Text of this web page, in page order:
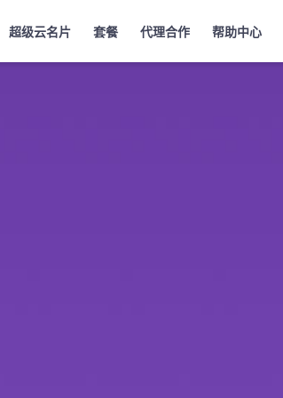
超级云名片 套餐 代理合作 帮助中心